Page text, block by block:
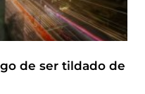
de ser tildado de